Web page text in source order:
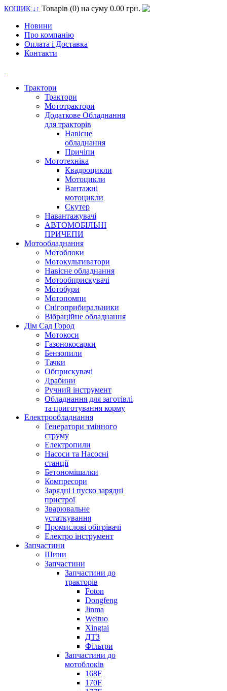
КОШИК:↓↑ Товарів (0) на суму 0.00 грн.
Новини
Про компанію
Оплата i Доставка
Контакти
Трактори
Трактори
Мототрактори
Додаткове Обладнання
для тракторiв
Навiсне
обладнання
Причiпи
Мототехнiка
Квадроцикли
Мотоцикли
Вантажнi
мотоцикли
Скутер
Навантажувачi
АВТОМОБІЛЬНІ
ПРИЧЕПИ
Мотообладнання
Мотоблоки
Мотокультиватори
Навiсне обладнання
Мотообприскувачi
Мотобури
Мотопомпи
Снігоприбиральники
Вібраційне обладнання
Дім Сад Город
Мотокоси
Газонокосарки
Бензопили
Тачки
Обприскувачi
Драбини
Ручний інструмент
Обладнання для заготiвлi
та приготування корму
Електрообладнання
Генератори змiнного
струму
Електропили
Насоси та Насосні
станції
Бетономiшалки
Компресори
Заряднi i пуско заряднi
пристрої
Зварювальне
устаткування
Промислові обігрівачі
Електро інструмент
Запчастини
Шини
Запчастини
Запчастини до
тракторів
Foton
Dongfeng
Jinma
Weituo
Xingtai
ДТЗ
Фільтри
Запчастини до
мотоблоків
168F
170F